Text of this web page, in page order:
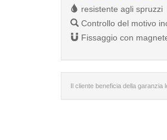
resistente agli spruzzi
Controllo del motivo
Fissaggio con
Il cliente beneficia della garanzia